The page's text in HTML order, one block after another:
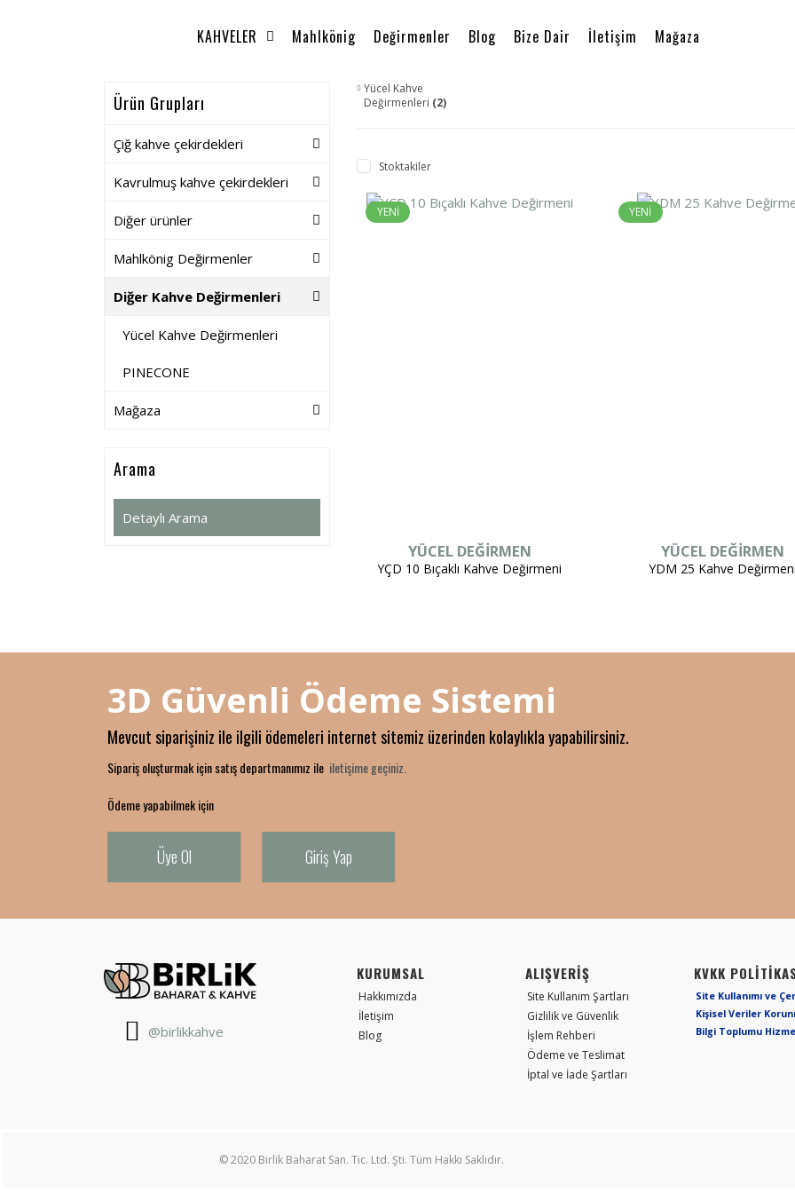
KAHVELER Mahlkönig Değirmenler Blog Bize Dair İletişim Mağaza
Ürün Grupları
Çiğ kahve çekirdekleri
Kavrulmuş kahve çekirdekleri
Diğer ürünler
Mahlkönig Değirmenler
Diğer Kahve Değirmenleri
Yücel Kahve Değirmenleri
PINECONE
Mağaza
Arama
Detaylı Arama
Yücel Kahve
Değirmenleri (2)
Stoktakiler
YENİ
YÜCEL DEĞİRMEN
YÇD 10 Bıçaklı Kahve Değirmeni
YENİ
YÜCEL DEĞİRMEN
YDM 25 Kahve
3D Güvenli Ödeme Sistemi
Mevcut siparişiniz ile ilgili ödemeleri internet sitemiz üzerinden kolaylıkla yapabilirsiniz.
Sipariş oluşturmak için satış departmanımız ile iletişime geçiniz.
Ödeme yapabilmek için
Üye Ol Giriş Yap
@birlikkahve
KURUMSAL
Hakkımızda
İletişim
Blog
ALIŞVERİŞ
Site Kullanım Şartları
Gizlilik ve Güvenlik
İşlem Rehberi
Ödeme ve Teslimat
İptal ve İade Şartları
KVKK
Site Kullanımı ve
Kişisel Veriler
Bilgi Toplumu
© 2020 Birlik Baharat San. Tic. Ltd. Şti. Tüm Hakkı Saklıdır.